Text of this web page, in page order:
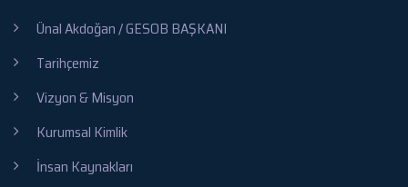
Ünal Akdoğan / GESOB BAŞKANI
Tarihçemiz
Vizyon & Misyon
Kurumsal Kimlik
İnsan Kaynakları